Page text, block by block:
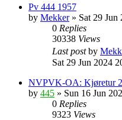
Pv 444 1957
by Mekker» Sat 29 Jun
0 Replies
30338 Views
Last postby
Sat 29 Jun 2024
NVPVK-OA: Kjøretur
by 445 » Sun 16 Jun
0 Replies
9323 Views